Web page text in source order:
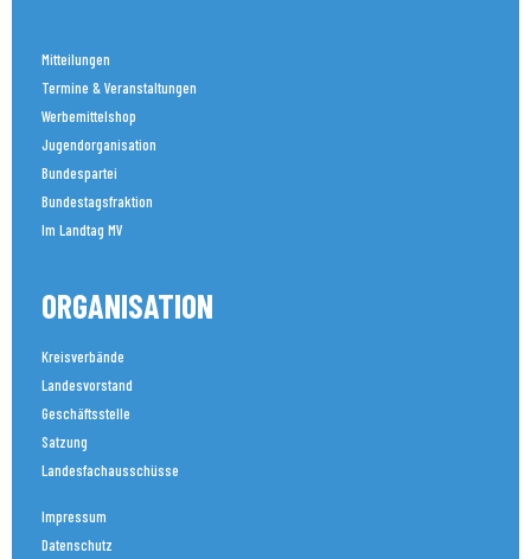
Mitteilungen
Termine & Veranstaltungen
Werbemittelshop
Jugendorganisation
Bundespartei
Bundestagsfraktion
Im Landtag MV
ORGANISATION
Kreisverbände
Landesvorstand
Geschäftsstelle
Satzung
Landesfachausschüsse
Impressum
Datenschutz